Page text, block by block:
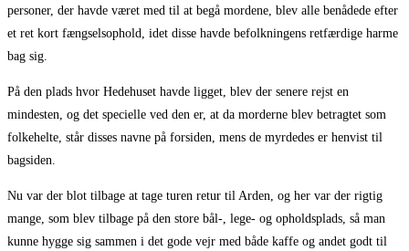
personer, der havde været med til at begå mordene, blev alle benådede efter
et ret kort fængselsophold, idet disse havde befolkningens retfærdige harme
bag sig.
På den plads hvor Hedehuset havde ligget, blev der senere rejst en
mindesten, og det specielle ved den er, at da morderne blev betragtet som
folkehelte, står disses navne på forsiden, mens de myrdedes er henvist til
bagsiden.
Nu var der blot tilbage at tage turen retur til Arden, og her var der rigtig
mange, som blev tilbage på den store bål-, lege- og opholdsplads, så man
kunne hygge sig sammen i det gode vejr med både kaffe og andet godt til